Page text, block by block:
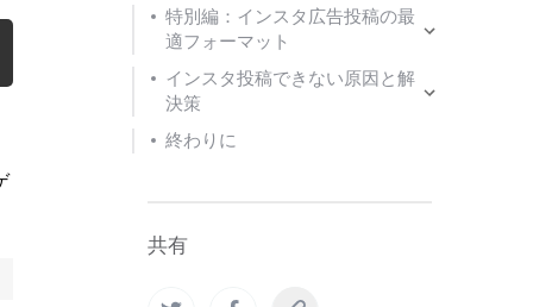
特別編：インスタ広告投稿の最
適フォーマット
インスタ投稿できない原因と解
決策
終わりに
共有